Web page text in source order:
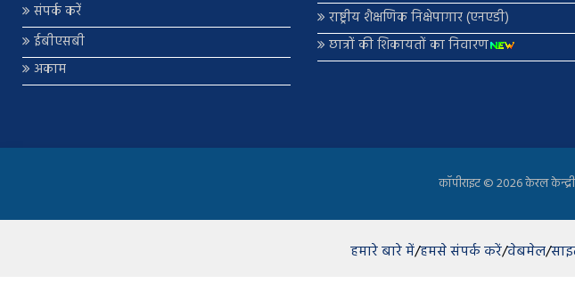
संपर्क करें
ईबीएसबी
अकाम
राष्ट्रीय शैक्षणिक निक्षेपागार (एनएडी)
छात्रों की शिकायतों का निवारण
कॉपीराइट ©2026 केरल
हमारे बारे में/हमसे संपर्क करें/वेबमेल/